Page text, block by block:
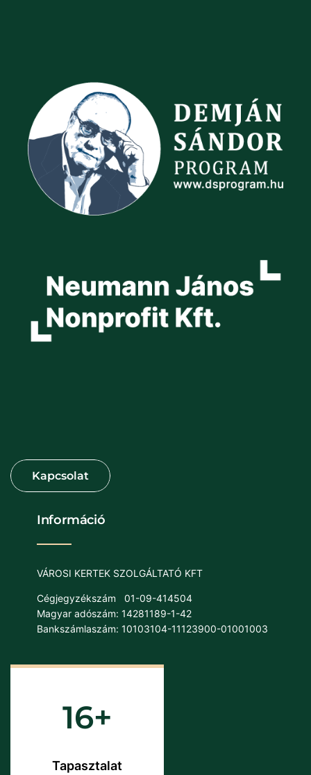
Információ
VÁROSI KERTEK SZOLGÁLTATÓ KFT
Cégjegyzékszám
01-09-414504
Magyar adószám: 14281189-1-42
Bankszámlaszám: 10103104-11123900-01001003
16
Tapasztalat